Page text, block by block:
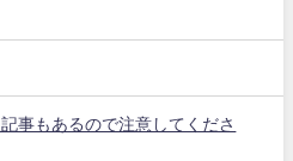
事もあるので注意してくださ